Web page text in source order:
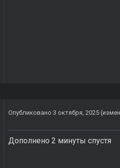
Опубликовано 3 октября, 2025
Дополнено 2 минуты спустя